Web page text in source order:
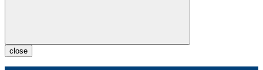
close